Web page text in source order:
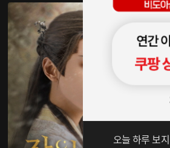
오늘 하루 보